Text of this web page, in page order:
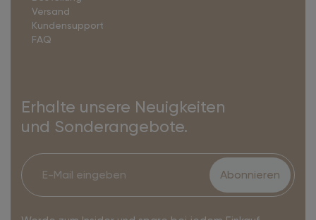
Versand
Kundensupport
FAQ
Erhalte unsere Neuigkeiten
und Sonderangebote.
Abonnieren